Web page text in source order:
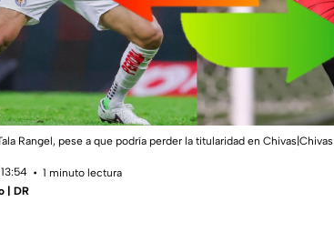
Rangel, pese a que podría perder la titularidad en Chivas|Chivas
1 minuto lectura
| DR